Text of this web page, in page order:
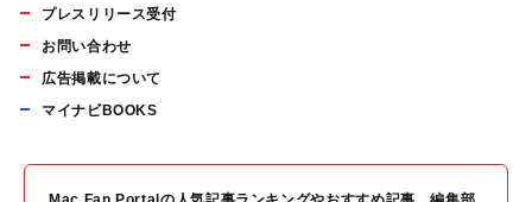
プレスリリース受付
お問い合わせ
広告掲載について
マイナビBOOKS